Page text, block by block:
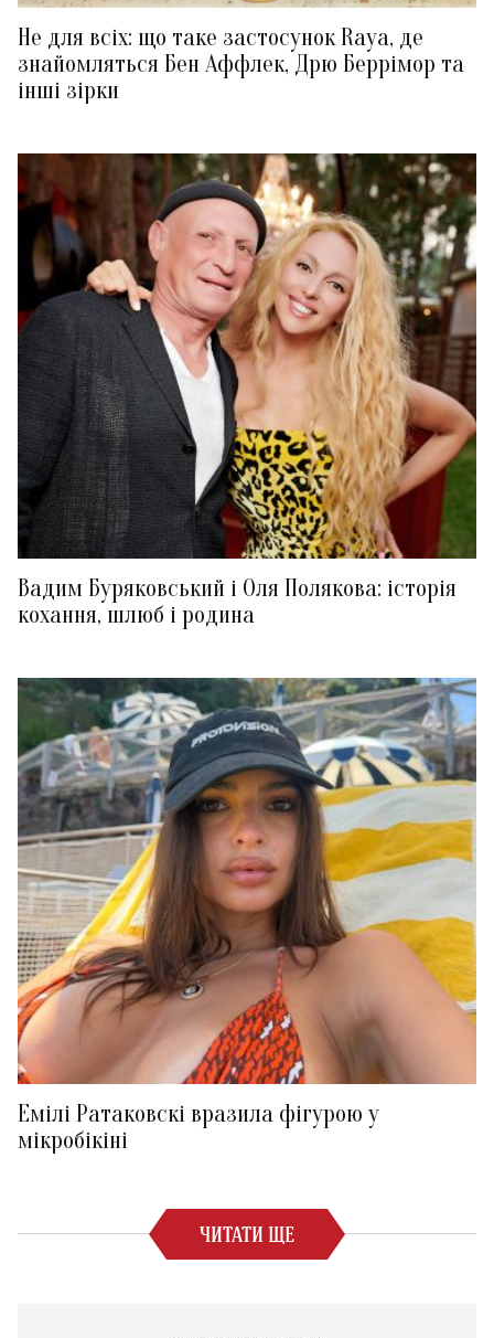
Не для всіх: що таке застосунок Raya, де
знайомляться Бен Аффлек, Дрю Беррімор та
інші зірки
Вадим Буряковський і Оля Полякова: історія
кохання, шлюб і родина
Емілі Ратаковскі вразила фігурою у
мікробікіні
ЧИТАТИ ЩЕ